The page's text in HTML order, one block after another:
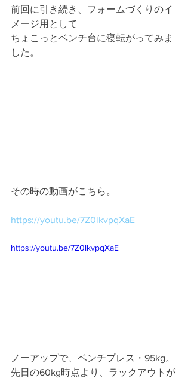
前回に引き続き、フォームづくりのイ
メージ用として
ちょこっとベンチ台に寝転がってみま
した。
その時の動画がこちら。
https://youtu.be/7Z0lkvpqXaE
https://youtu.be/7Z0lkvpqXaE
ノーアップで、ベンチプレス・95kg。
先日の60kg時点より、ラックアウトが